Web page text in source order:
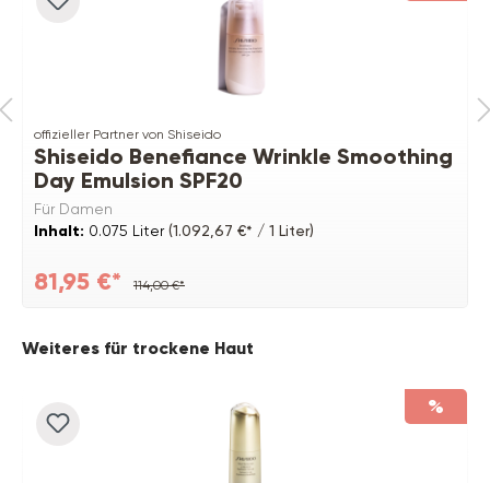
offizieller Partner von Shiseido
Shiseido Benefiance Wrinkle Smoothing
Day Emulsion SPF20
Für Damen
Inhalt: 0.075 Liter(1.092,67 €* / 1 Liter)
81,95 €* 114,00 €*
Produktgalerie überspringen
Weiteres für trockene Haut
%